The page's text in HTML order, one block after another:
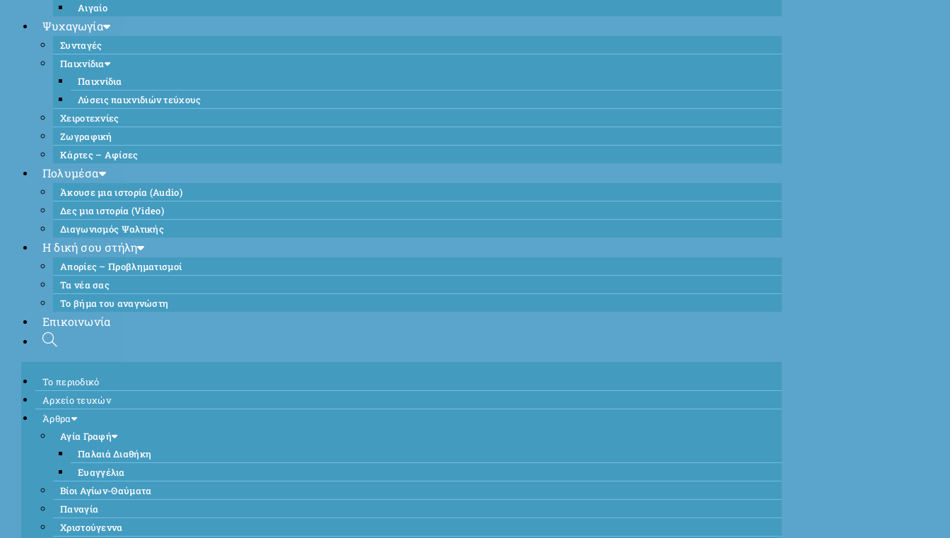
Αιγαίο
Ψυχαγωγία
Συνταγές
Παιχνίδια
Παιχνίδια
Λύσεις παιχνιδιών τεύχους
Χειροτεχνίες
Ζωγραφική
Κάρτες – Αφίσες
Πολυμέσα
Άκουσε μια ιστορία (Audio)
Δες μια ιστορία (Video)
Διαγωνισμός Ψαλτικής
Η δική σου στήλη
Απορίες – Προβληματισμοί
Τα νέα σας
Το βήμα του αναγνώστη
Επικοινωνία
Το περιοδικό
Αρχείο τευχών
Άρθρα
Αγία Γραφή
Παλαιά Διαθήκη
Ευαγγέλια
Βίοι Αγίων-Θαύματα
Παναγία
Χριστούγεννα